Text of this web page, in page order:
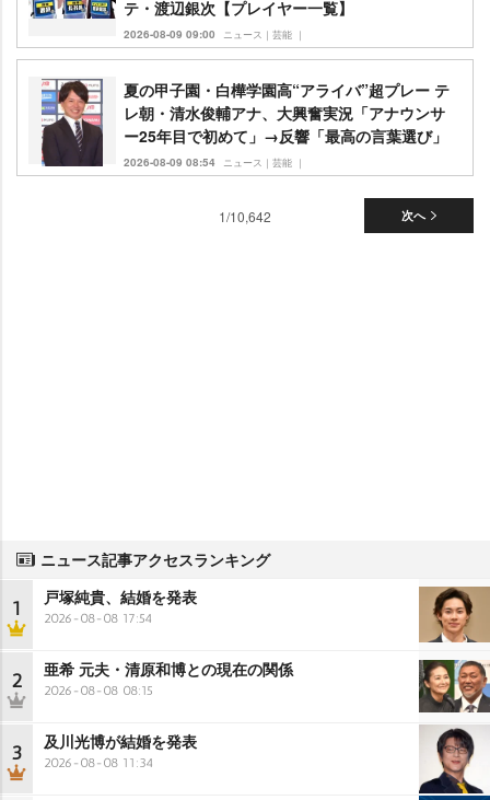
テ・渡辺銀次【プレイヤー一覧】
2026-08-09 09:00 ニュース｜芸能 ｜
夏の甲子園・白樺学園高“アライバ”超プレー テ
レ朝・清水俊輔アナ、大興奮実況「アナウンサ
ー25年目で初めて」→反響「最高の言葉選び」
2026-08-09 08:54 ニュース｜芸能 ｜
次へ
1/10,642
ニュース記事アクセスランキング
1 戸塚純貴、結婚を発表
2026-08-08 17:54
2 亜希 元夫・清原和博との現在の関係
2026-08-08 08:15
3 及川光博が結婚を発表
2026-08-08 11:34